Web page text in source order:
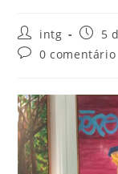
intg 5
0 comentário